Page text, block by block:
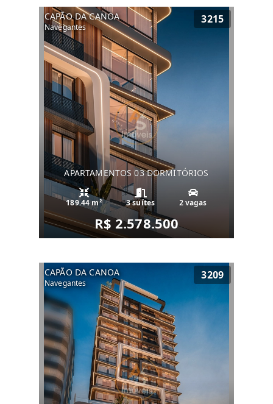
CAPÃO DA CANOA
Navegantes
3215
APARTAMENTOS 03 DORMITÓRIOS
189.44 m² 3 suítes 2 vagas
R$ 2.578.500
CAPÃO DA CANOA
Navegantes
3209